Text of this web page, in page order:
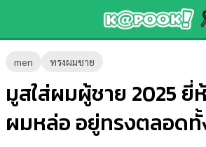
men ทรงผมชาย
มูสใส่ผมผู้ชาย 2025 ยี่
ผมหล่อ อยู่ทรงตลอดทั้
ข่าว-
ความ
รู้